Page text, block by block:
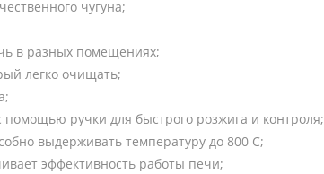
чугуна;
в разных помещениях;
легко очищать;
помощью ручки для быстрого розжига и контроля;
выдерживать температуру до 800 С;
эффективность работы печи;